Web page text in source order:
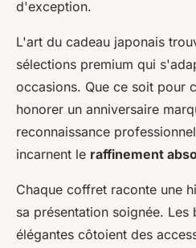
d'exception.
L'art du cadeau japonais
sélections premium qui
occasions. Que ce soit pour
honorer un anniversaire
reconnaissance
incarnent le raffinement
Chaque coffret raconte une
sa présentation soignée.
élégantes côtoient des